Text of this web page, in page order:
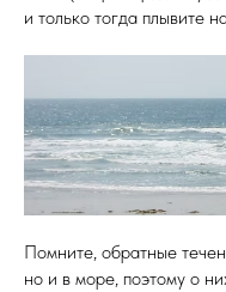
и только тогда плывите
Помните, обратные
но и в море, поэтому о